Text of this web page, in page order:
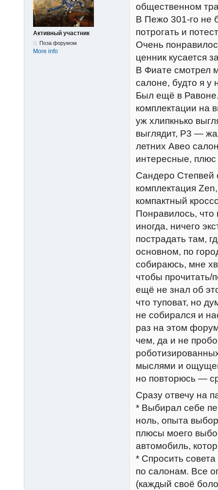
Активный участник
Поза форумом
More info
общественном
В Пежо 301-го не
потрогать и
Очень
ценник кусается
В Фиате смотрел
салоне, будто я у
Был ещё в
комплектации на
уж хлипкнько
выглядит, Р3 —
летних Авео
интересные,
Сандеро Степвей
комплектация
компактный
Понравилось,
иногда, ничего
пострадать там,
основном, по
собираюсь, мне
чтобы прочитать/
ещё не знал об
что туповат, но
не собирался и
раз на этом
чем, да и не
мыслями и
но повторюсь —
Сразу отвечу на
* Выбирал себе
ноль, опыта
плюсы моего
автомобиль,
* Спросить
по салонам. Все
(каждый своё